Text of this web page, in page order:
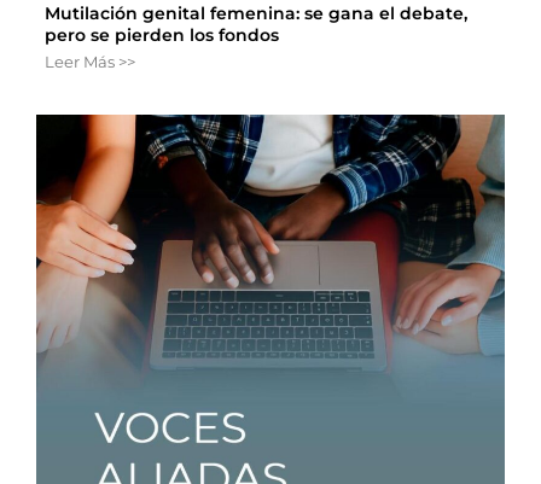
Mutilación genital femenina: se gana el debate,
pero se pierden los fondos
Leer Más >>